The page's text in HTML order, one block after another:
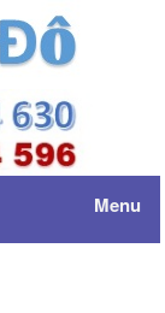
Menu